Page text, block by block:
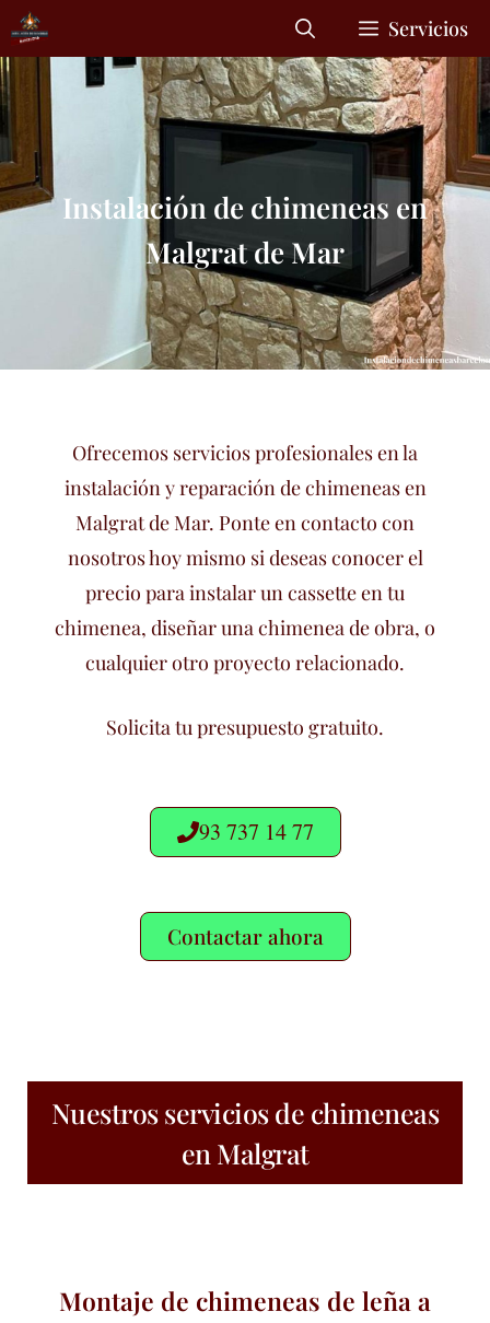
Servicios
Instalación de chimeneas en
Malgrat de Mar
Ofrecemos servicios profesionales en la
instalación y reparación de chimeneas en
Malgrat de Mar. Ponte en contacto con
nosotros hoy mismo si deseas conocer el
precio para instalar un cassette en tu
chimenea, diseñar una chimenea de obra, o
cualquier otro proyecto relacionado.
Solicita tu presupuesto gratuito.
93 737 14 77
Contactar ahora
Nuestros servicios de chimeneas
en Malgrat
Montaje de chimeneas de leña a